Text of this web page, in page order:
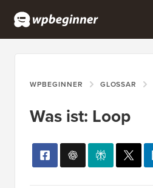
WPBEGINNER GLOSSAR
Was ist: Loop